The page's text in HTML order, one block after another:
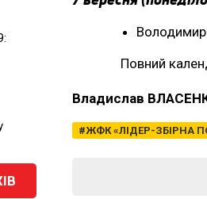
Повний
Владислав
ЖФК «ЛІДЕР-ЗБІРНА